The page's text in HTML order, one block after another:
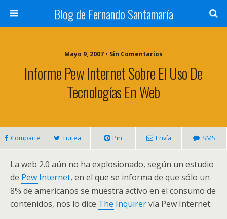
Blog de Fernando Santamaría
Mayo 9, 2007 • Sin Comentarios
Informe Pew Internet Sobre El Uso De
Tecnologías En Web
Comparte Tuitea Pin Envía SMS
La web 2.0 aún no ha explosionado, según un estudio
de Pew Internet, en el que se informa de que sólo un
8% de americanos se muestra activo en el consumo de
contenidos, nos lo dice The Inquirervía Pew Internet: